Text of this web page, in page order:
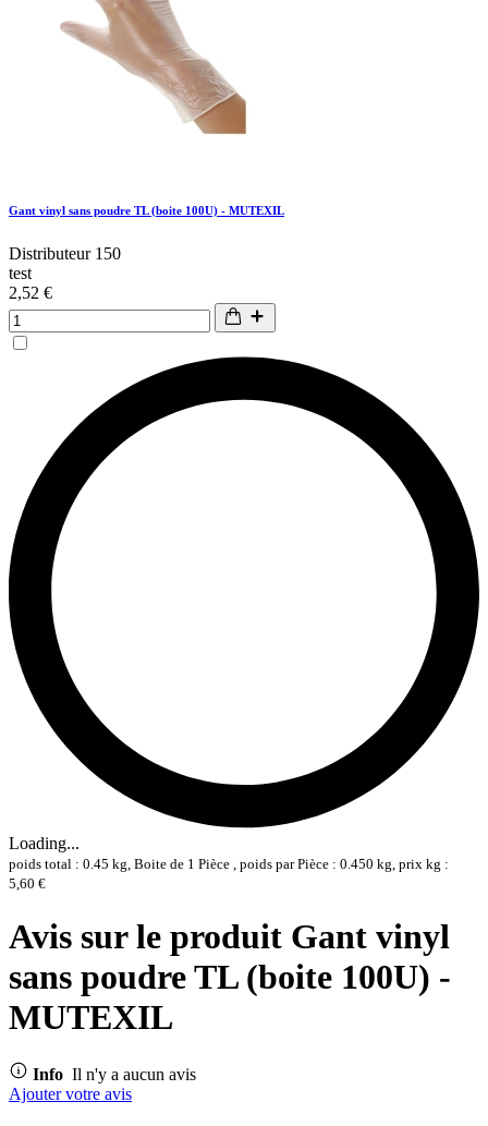
Gant vinyl sans poudre TL (boite 100U) - MUTEXIL
Distributeur 150
test
2,52 €
Loading...
poids total : 0.45 kg, Boite de 1 Pièce , poids par Pièce : 0.450 kg, prix kg :
5,60 €
Avis sur le produit Gant vinyl
sans poudre TL (boite 100U) -
MUTEXIL
Info Il n'y a aucun avis
Ajouter votre avis